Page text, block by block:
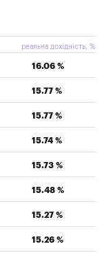
реальна дохідність, %
16.06 %
15.77 %
15.77 %
15.74 %
15.73 %
15.48 %
15.27 %
15.26 %